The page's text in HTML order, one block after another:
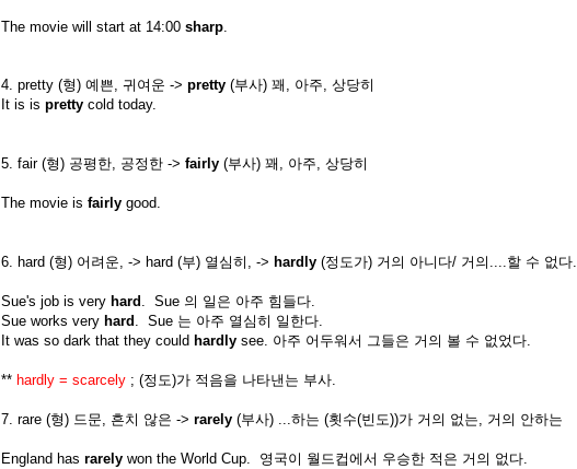
The movie will start at 14:00 sharp.
4. pretty (형) 예쁜, 귀여운 -> pretty (부사) 꽤, 아주, 상당히
It is is pretty cold today.
5. fair (형) 공평한, 공정한 -> fairly (부사) 꽤, 아주, 상당히
The movie is fairly good.
6. hard (형) 어려운, -> hard (부) 열심히, -> hardly (정도가) 거의 아니다/ 거의....할 수 없다.
Sue's job is very hard . Sue 의 일은 아주 힘들다.
Sue works very hard . Sue 는 아주 열심히 일한다.
It was so dark that they could hardly see. 아주 어두워서 그들은 거의 볼 수 없었다.
** hardly = scarcely ; (정도)가 적음을 나타낸는 부사.
7. rare (형) 드문, 흔치 않은 -> rarely (부사) ...하는 (횟수(빈도))가 거의 없는, 거의 안하는
England has rarely won the World Cup. 영국이 월드컵에서 우승한 적은 거의 없다.